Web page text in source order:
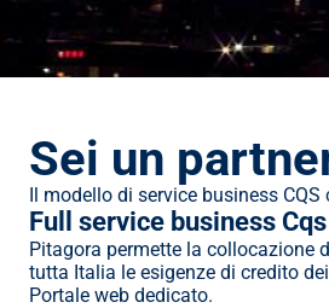
Sei un
Il modello di service business
Full service business Cqs
Pitagora permette la collocazione
tutta Italia le esigenze di credito
Portale web dedicato.